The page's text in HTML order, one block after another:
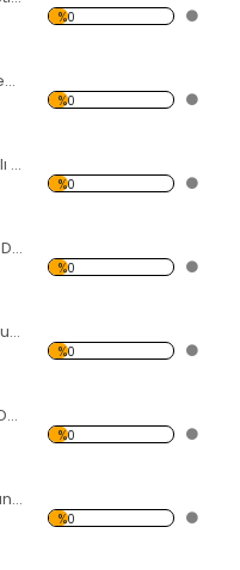
%0
Prenses ve Yıldızlar Temalı Duvar Sticker
%0
3'lü Sopalı Fare Temalı Duvar Sticker
%0
Çiçekli Bisiklet Temalı Duvar Sticker
%0
Ay ve Çocuk Temalı Duvar Sticker
%0
Üzgün Köpek Temalı Duvar Sticker
%0
Yuvarlak desenli Koyun Temalı Duvar Sticker
%0